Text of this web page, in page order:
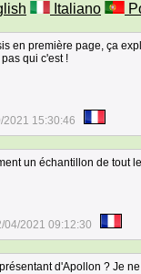
Italiano
en première page, ça
qui c'est !
2021 15:30:46
un échantillon de tout
04/2021 09:12:30
d'Apollon ? Je